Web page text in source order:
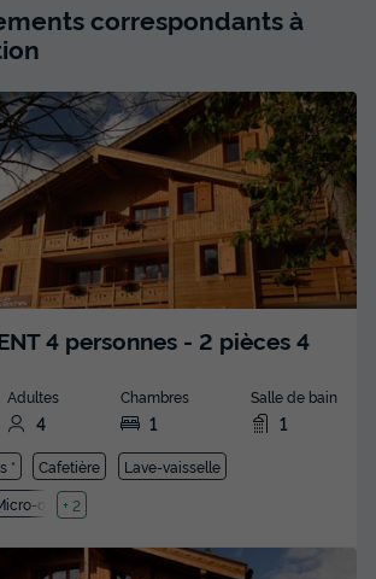
correspondants à
4 personnes - 2 pièces 4
Adultes
4
Chambres
1
Salle de bain
1
* Cafetière
Lave-vaisselle
ondes
+ 2